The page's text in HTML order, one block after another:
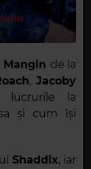
Mangin de la
,Jacoby
la
și cum își
Shaddix, iar